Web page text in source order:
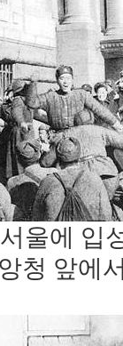
울에 입
청 앞에